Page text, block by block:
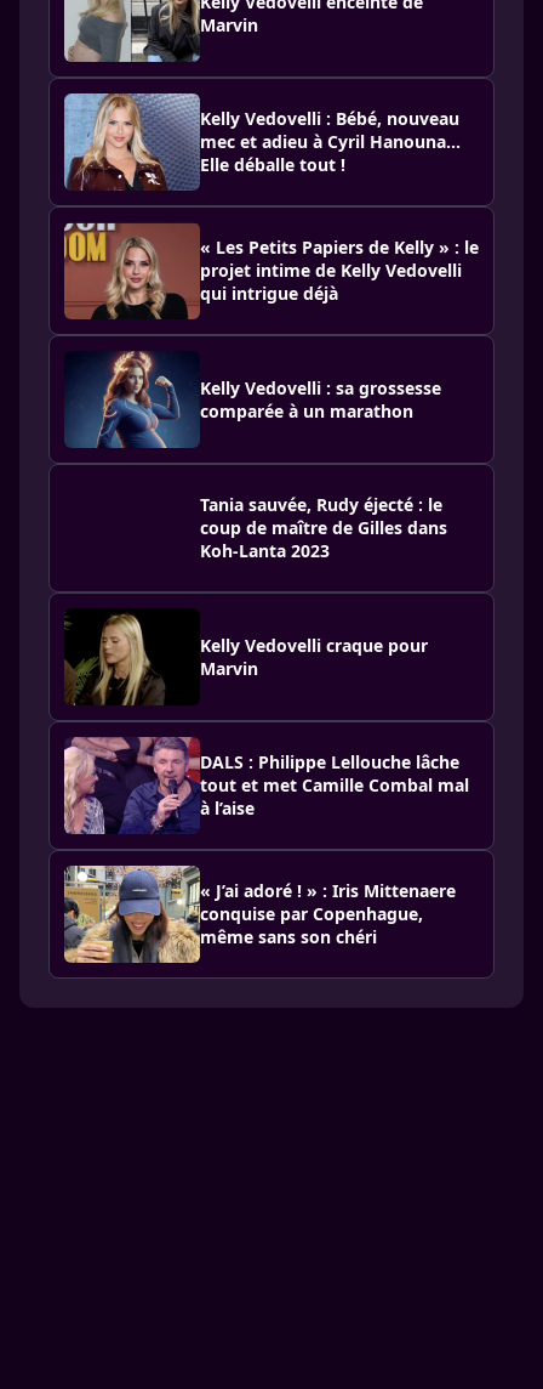
Marvin
Kelly Vedovelli : Bébé, nouveau
mec et adieu à Cyril Hanouna...
Elle déballe tout !
« Les Petits Papiers de Kelly » : le
projet intime de Kelly Vedovelli
qui intrigue déjà
Kelly Vedovelli : sa grossesse
comparée à un marathon
Tania sauvée, Rudy éjecté : le
coup de maître de Gilles dans
Koh-Lanta 2023
Kelly Vedovelli craque pour
Marvin
DALS : Philippe Lellouche lâche
tout et met Camille Combal mal
à l’aise
« J’ai adoré ! » : Iris Mittenaere
conquise par Copenhague,
même sans son chéri